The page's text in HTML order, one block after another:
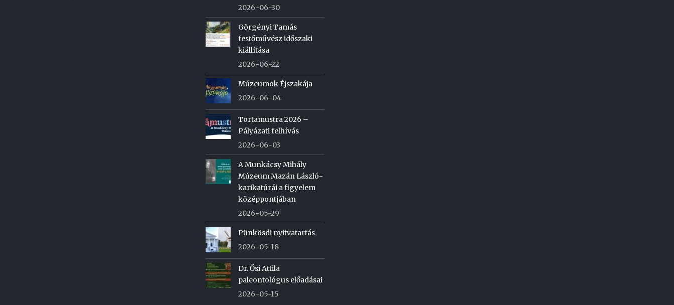
2026-06-30
Görgényi Tamás
festőművész időszaki
kiállítása
2026-06-22
Múzeumok Éjszakája
2026-06-04
Tortamustra 2026 –
Pályázati felhívás
2026-06-03
A Munkácsy Mihály
Múzeum Mazán László-
karikatúrái a figyelem
középpontjában
2026-05-29
Pünkösdi nyitvatartás
2026-05-18
Dr. Ősi Attila
paleontológus előadásai
2026-05-15